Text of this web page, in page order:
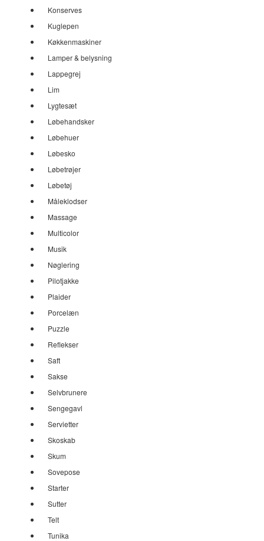
Konserves
Kuglepen
Køkkenmaskiner
Lamper & belysning
Lappegrej
Lim
Lygtesæt
Løbehandsker
Løbehuer
Løbesko
Løbetrøjer
Løbetøj
Måleklodser
Massage
Multicolor
Musik
Nøglering
Pilotjakke
Plaider
Porcelæn
Puzzle
Reflekser
Saft
Sakse
Selvbrunere
Sengegavl
Servietter
Skoskab
Skum
Sovepose
Starter
Sutter
Telt
Tunika